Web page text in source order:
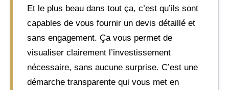
Et le plus beau dans tout ça, c’est qu’ils sont
capables de vous fournir un devis détaillé et
sans engagement. Ça vous permet de
visualiser clairement l’investissement
nécessaire, sans aucune surprise. C’est une
démarche transparente qui vous met en